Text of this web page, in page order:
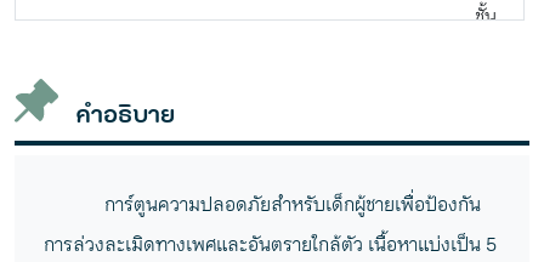
ชั้น
คำอธิบาย
การ์ตูนความปลอดภัยสำหรับเด็กผู้ชายเพื่อป้องกัน
การล่วงละเมิดทางเพศและอันตรายใกล้ตัว เนื้อหาแบ่งเป็น 5